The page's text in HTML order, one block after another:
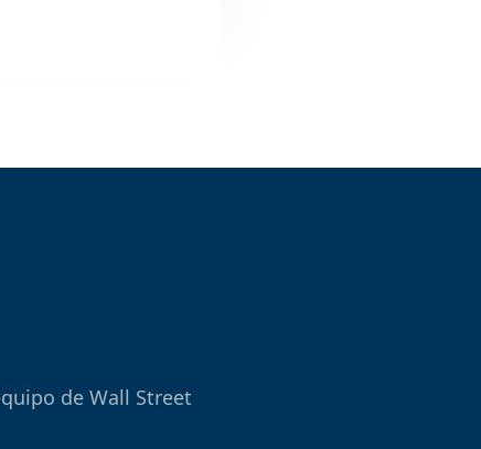
de Wall Street